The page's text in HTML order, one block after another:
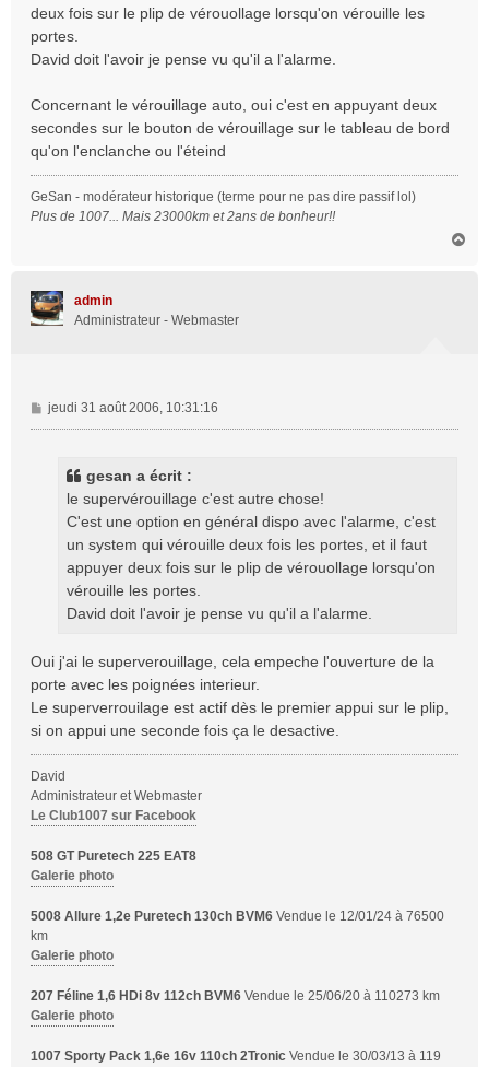
deux fois sur le plip de vérouollage lorsqu'on vérouille les
portes.
David doit l'avoir je pense vu qu'il a l'alarme.
Concernant le vérouillage auto, oui c'est en appuyant deux
secondes sur le bouton de vérouillage sur le tableau de bord
qu'on l'enclanche ou l'éteind
GeSan - modérateur historique (terme pour ne pas dire passif lol)
Plus de 1007... Mais 23000km et 2ans de bonheur!!
admin
Administrateur - Webmaster
M
e
jeudi 31 août 2006, 10:31:16
gesan a écrit :
le supervérouillage c'est autre chose!
C'est une option en général dispo avec l'alarme, c'est
un system qui vérouille deux fois les portes, et il faut
appuyer deux fois sur le plip de vérouollage lorsqu'on
vérouille les portes.
David doit l'avoir je pense vu qu'il a l'alarme.
Oui j'ai le superverouillage, cela empeche l'ouverture de la
porte avec les poignées interieur.
Le superverrouilage est actif dès le premier appui sur le plip,
si on appui une seconde fois ça le desactive.
David
Administrateur et Webmaster
Le Club1007 sur Facebook
508 GT Puretech 225 EAT8
Galerie photo
5008 Allure 1,2e Puretech 130ch BVM6 Vendue le 12/01/24 à 76500
km
Galerie photo
207 Féline 1,6 HDi 8v 112ch BVM6 Vendue le 25/06/20 à 110273 km
Galerie photo
1007 Sporty Pack 1,6e 16v 110ch 2Tronic Vendue le 30/03/13 à 119